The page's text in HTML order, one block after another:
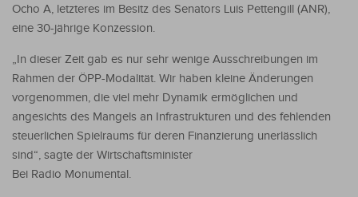
Ocho A, letzteres im Besitz des Senators Luis Pettengill (ANR),
eine 30-jährige Konzession.
„In dieser Zeit gab es nur sehr wenige Ausschreibungen im
Rahmen der ÖPP-Modalität. Wir haben kleine Änderungen
vorgenommen, die viel mehr Dynamik ermöglichen und
angesichts des Mangels an Infrastrukturen und des fehlenden
steuerlichen Spielraums für deren Finanzierung unerlässlich
sind“, sagte der Wirtschaftsminister
Bei Radio Monumental.